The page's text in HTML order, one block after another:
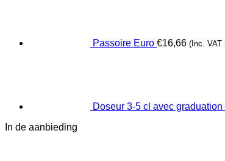
Passoire Euro €16,66 (Inc. VAT
Doseur 3-5 cl avec graduation
In de aanbieding